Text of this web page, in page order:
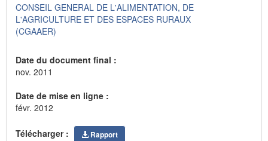
CONSEIL GENERAL DE L'ALIMENTATION, DE
L'AGRICULTURE ET DES ESPACES RURAUX
(CGAAER)
Date du document final :
nov. 2011
Date de mise en ligne :
févr. 2012
Télécharger : Rapport